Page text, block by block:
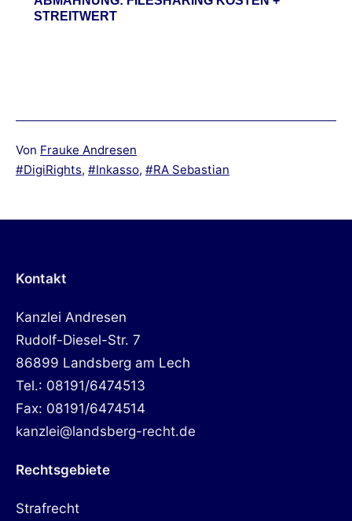
STREITWERT
Von Frauke Andresen
Verschlagwortet
DigiRights, Inkasso, RA Sebastian
Kontakt
Kanzlei Andresen
Rudolf-Diesel-Str. 7
86899 Landsberg am Lech
Tel.: 08191/6474513
Fax: 08191/6474514
kanzlei@landsberg-recht.de
Rechtsgebiete
Strafrecht